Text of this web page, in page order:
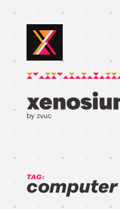
by zvuc
TAG:
computer